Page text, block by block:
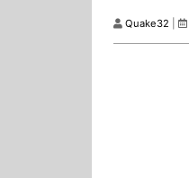
Quake32